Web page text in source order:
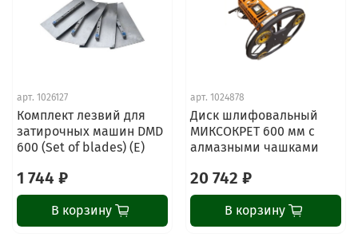
арт. 1026127
Комплект лезвий для
затирочных машин DMD
600 (Set of blades) (E)
1 744 ₽
В корзину
арт. 1024878
Диск шлифовальный
МИКСОКРЕТ 600 мм с
алмазными чашками
20 742 ₽
В корзину